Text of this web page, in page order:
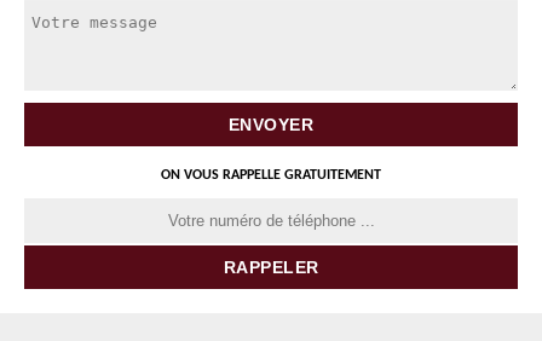
ON VOUS RAPPELLE GRATUITEMENT